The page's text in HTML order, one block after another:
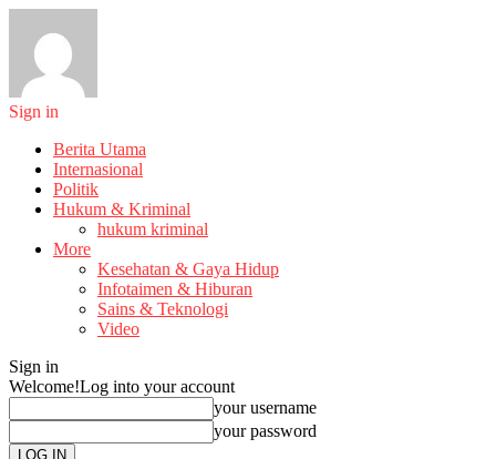
Sign in
Berita Utama
Internasional
Politik
Hukum & Kriminal
hukum kriminal
More
Kesehatan & Gaya Hidup
Infotaimen & Hiburan
Sains & Teknologi
Video
Sign in
Welcome!Log into your account
your username
your password